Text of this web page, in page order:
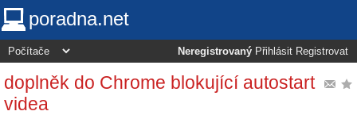
poradna.net
Neregistrovaný Přihlásit Registrovat
doplněk do Chrome blokující autostart
videa